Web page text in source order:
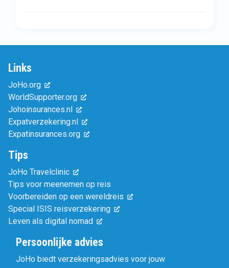
Links
JoHo.org
WorldSupporter.org
Johoinsurances.nl
Expatverzekering.nl
Expatinsurances.org
Tips
JoHo Travelclinic
Tips voor meenemen op reis
Voorbereiden op een wereldreis
Special ISIS reisverzekering
Leven als digital nomad
Persoonlijke advies
JoHo biedt verzekeringsadvies voor jouw